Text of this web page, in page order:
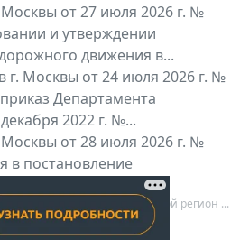
от 27 июля 2026 г. №
и утверждении
движения в...
г. Москвы от 24 июля 2026 г. №
Департамента
2022 г. №...
от 28 июля 2026 г. №
в постановление
2011 г. № 334-ПП"
Мой регион ...